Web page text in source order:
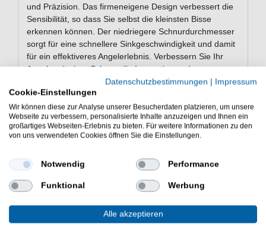
und Präzision. Das firmeneigene Design verbessert die
Sensibilität, so dass Sie selbst die kleinsten Bisse
erkennen können. Der niedriegere Schnurdurchmesser
sorgt für eine schnellere Sinkgeschwindigkeit und damit
für ein effektiveres Angelerlebnis. Verbessern Sie Ihr
Angeln mit einer Schnur, die Innovation und
Zuverlässigkeit vereint.
Eigenschaften von der Berkley
Forward
Länge: 150m
hohe Sensibilität
Dünner Schnurdurchmesser für schnelle Sinkrate
Lieferumfang: 150m Schnur in einer gewählten
Datenschutzbestimmungen | Impressum
Cookie-Einstellungen
Wir können diese zur Analyse unserer Besucherdaten platzieren, um unsere
Webseite zu verbessern, personalisierte Inhalte anzuzeigen und Ihnen ein
großartiges Webseiten-Erlebnis zu bieten. Für weitere Informationen zu den
von uns verwendeten Cookies öffnen Sie die Einstellungen.
Notwendig Performance
Funktional Werbung
Alle akzeptieren